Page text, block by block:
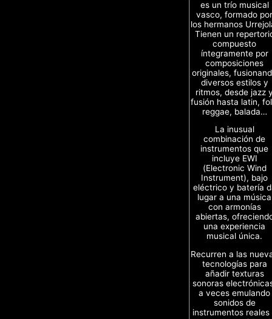
es un trío musical
vasco, formado por
los hermanos
Tienen un
compuesto
íntegramente por
composiciones
originales,
diversos estilos y
ritmos, desde jazz
fusión hasta latin,
reggae, balada…
La inusual
combinación de
instrumentos que
incluye EWI
(Electronic Wind
Instrument), bajo
eléctrico y batería
lugar a una música
con armonías
abiertas,
una experiencia
musical única.
Recurren a las
tecnologías para
añadir texturas
sonoras
a veces emulando
sonidos de
instrumentos reales